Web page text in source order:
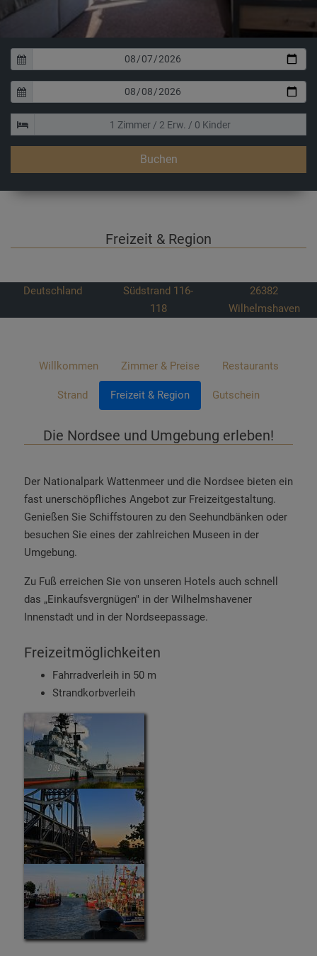
Buchen
Freizeit & Region
Deutschland
Südstrand 116-
118
26382
Wilhelmshaven
Willkommen Zimmer & Preise Restaurants
Strand Freizeit & Region Gutschein
Die Nordsee und Umgebung erleben!
Der Nationalpark Wattenmeer und die Nordsee bieten ein
fast unerschöpfliches Angebot zur Freizeitgestaltung.
Genießen Sie Schiffstouren zu den Seehundbänken oder
besuchen Sie eines der zahlreichen Museen in der
Umgebung.
Zu Fuß erreichen Sie von unseren Hotels auch schnell
das „Einkaufsvergnügen" in der Wilhelmshavener
Innenstadt und in der Nordseepassage.
Freizeitmöglichkeiten
Fahrradverleih in 50 m
Strandkorbverleih